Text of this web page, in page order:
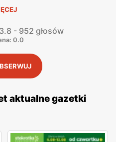
ją pod obecną nazwą.
się ponad 500 sklepami na
potrzeb swoich klientów,
i przyjemne. W
szeroką gamę produktów
- 952 głosów
0.0
aktualne gazetki